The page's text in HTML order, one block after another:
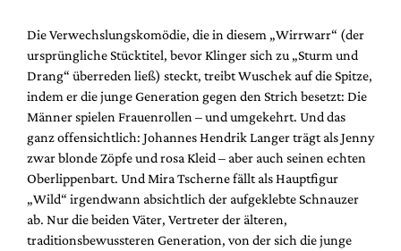
Die Verwechslungskomödie, die in diesem „Wirrwarr“ (der
ursprüngliche Stücktitel, bevor Klinger sich zu „Sturm und
Drang“ überreden ließ) steckt, treibt Wuschek auf die Spitze,
indem er die junge Generation gegen den Strich besetzt: Die
Männer spielen Frauenrollen – und umgekehrt. Und das
ganz offensichtlich: Johannes Hendrik Langer trägt als Jenny
zwar blonde Zöpfe und rosa Kleid – aber auch seinen echten
Oberlippenbart. Und Mira Tscherne fällt als Hauptfigur
„Wild“ irgendwann absichtlich der aufgeklebte Schnauzer
ab. Nur die beiden Väter, Vertreter der älteren,
traditionsbewussteren Generation, von der sich die junge